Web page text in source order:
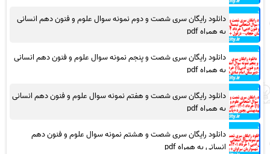
دانلود رایگان سری شصت و دوم نمونه سوال علوم و فنون دهم انسانی
به همراه pdf
دانلود رایگان سری شصت و پنجم نمونه سوال علوم و فنون دهم انسانی
به همراه pdf
دانلود رایگان سری شصت و هفتم نمونه سوال علوم و فنون دهم انسانی
به همراه pdf
دانلود رایگان سری شصت و هشتم نمونه سوال علوم و فنون دهم
انسانی به همراه pdf